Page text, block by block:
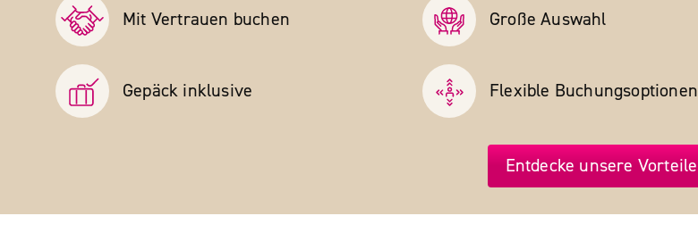
Mit Vertrauen buchen Große Auswahl
Gepäck inklusive Flexible Buchungs­optionen
Entdecke unsere Vorteile